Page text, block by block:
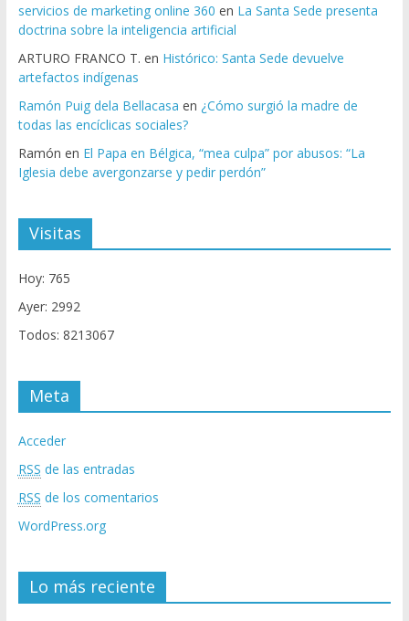
servicios de marketing online 360 en La Santa Sede presenta
doctrina sobre la inteligencia artificial
ARTURO FRANCO T. en Histórico: Santa Sede devuelve
artefactos indígenas
Ramón Puig dela Bellacasa en ¿Cómo surgió la madre de
todas las encíclicas sociales?
Ramón en El Papa en Bélgica, “mea culpa” por abusos: “La
Iglesia debe avergonzarse y pedir perdón”
Visitas
Hoy: 765
Ayer: 2992
Todos: 8213067
Meta
Acceder
RSS de las entradas
RSS de los comentarios
WordPress.org
Lo más reciente